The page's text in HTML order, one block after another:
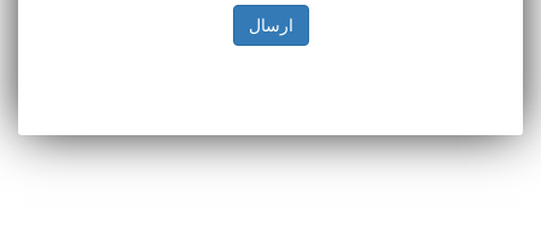
ارسال